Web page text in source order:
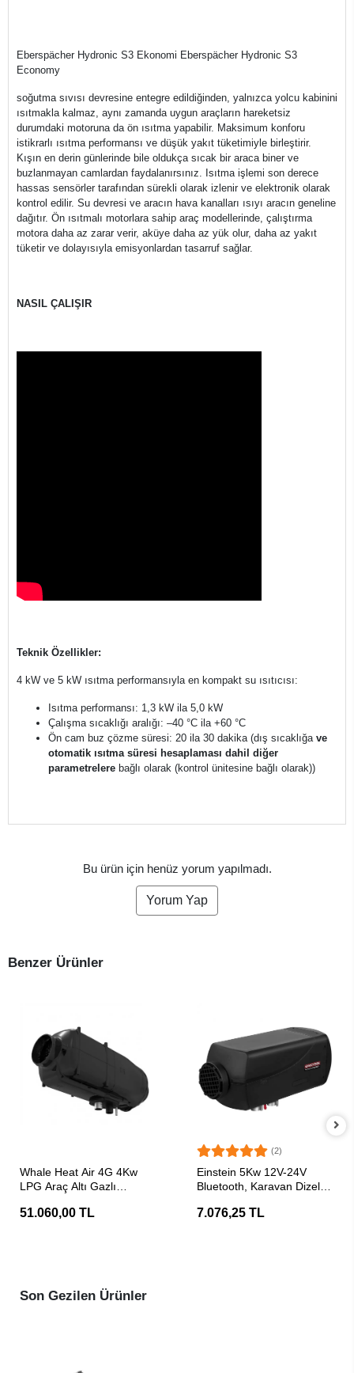
Eberspächer Hydronic S3 Ekonomi Eberspächer Hydronic S3
Economy
soğutma sıvısı devresine entegre edildiğinden, yalnızca yolcu kabinini
ısıtmakla kalmaz, aynı zamanda uygun araçların hareketsiz
durumdaki motoruna da ön ısıtma yapabilir. Maksimum konforu
istikrarlı ısıtma performansı ve düşük yakıt tüketimiyle birleştirir.
Kışın en derin günlerinde bile oldukça sıcak bir araca biner ve
buzlanmayan camlardan faydalanırsınız. Isıtma işlemi son derece
hassas sensörler tarafından sürekli olarak izlenir ve elektronik olarak
kontrol edilir. Su devresi ve aracın hava kanalları ısıyı aracın geneline
dağıtır. Ön ısıtmalı motorlara sahip araç modellerinde, çalıştırma
motora daha az zarar verir, aküye daha az yük olur, daha az yakıt
tüketir ve dolayısıyla emisyonlardan tasarruf sağlar.
NASIL ÇALIŞIR
Teknik Özellikler:
4 kW ve 5 kW ısıtma performansıyla en kompakt su ısıtıcısı:
Isıtma performansı: 1,3 kW ila 5,0 kW
Çalışma sıcaklığı aralığı: –40 °C ila +60 °C
Ön cam buz çözme süresi: 20 ila 30 dakika (dış sıcaklığa ve
otomatik ısıtma süresi hesaplaması dahil diğer
parametrelere bağlı olarak (kontrol ünitesine bağlı olarak))
Bu ürün için henüz yorum yapılmadı.
Yorum Yap
Benzer Ürünler
Whale Heat Air 4G 4Kw
LPG Araç Altı Gazlı
51.060,00 TL
(2)
Einstein 5Kw 12V-24V
Bluetooth, Karavan Dizel
7.076,25 TL
Son Gezilen Ürünler